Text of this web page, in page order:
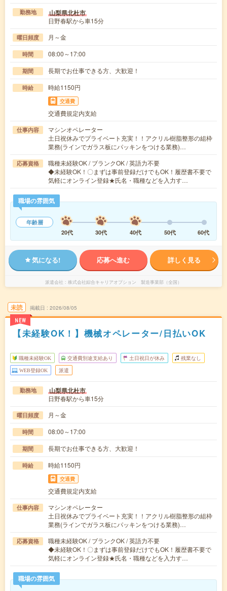
勤務地 山梨県北杜市
日野春駅から車15分
曜日頻度 月～金
時間 08:00～17:00
期間 長期でお仕事できる方、大歓迎！
時給 時給1150円
交通費
交通費規定内支給
仕事内容
マシンオペレーター
土日祝休みでプライベート充実！！アクリル樹脂整形の組枠
業務(ラインでガラス板にパッキンをつける業務)…
応募資格
職種未経験OK / ブランクOK / 英語力不要
◆未経験OK！〇まずは事前登録だけでもOK！履歴書不要で
気軽にオンライン登録★氏名・職種などを入力す…
職場の雰囲気
年齢層
20代
30代 40代 50代 60代
気になる! 応募へ進む 詳しく見る
派遣会社 株式会社綜合キャリアオプション 製造事業部（全国）
未読
NEW
掲載日 2026/08/05
【未経験OK！】機械オペレーター/日払いOK
職種未経験OK 交通費別途支給あり 土日祝日が休み 残業なし
WEB登録OK 派遣
勤務地 山梨県北杜市
日野春駅から車15分
曜日頻度 月～金
時間 08:00～17:00
期間 長期でお仕事できる方、大歓迎！
時給 時給1150円
交通費
交通費規定内支給
仕事内容
マシンオペレーター
土日祝休みでプライベート充実！！アクリル樹脂整形の組枠
業務(ラインでガラス板にパッキンをつける業務)…
応募資格
職種未経験OK / ブランクOK / 英語力不要
◆未経験OK！〇まずは事前登録だけでもOK！履歴書不要で
気軽にオンライン登録★氏名・職種などを入力す…
職場の雰囲気